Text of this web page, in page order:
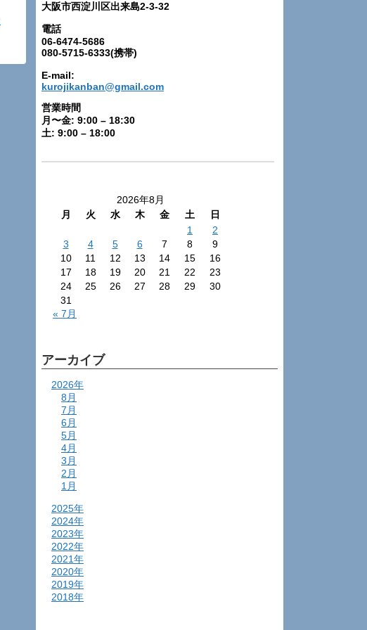
大阪市西淀川区出来島2-3-32
電話
06-6474-5686
080-5715-6333(携帯)
E-mail:
kurojikanban@gmail.com
営業時間
月〜金: 9:00 – 18:30
土: 9:00 – 18:00
2026年8月
月
火 水 木 金 土
日
1
2
3
4 5 6 7 8
9
10
11 12 13 14 15
16
17
18 19 20 21 22
23
24
25 26 27 28 29
30
31
« 7月
アーカイブ
2026年
8月
7月
6月
5月
4月
3月
2月
1月
2025年
2024年
2023年
2022年
2021年
2020年
2019年
2018年